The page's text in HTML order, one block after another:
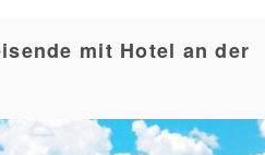
mit Hotel an der